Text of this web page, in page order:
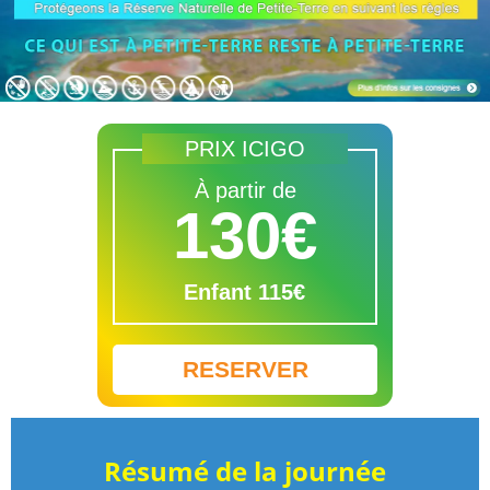
PRIX ICIGO
À partir de
130€
Enfant 115€
RESERVER
Résumé de la journée